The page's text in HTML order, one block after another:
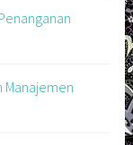
Manajemen